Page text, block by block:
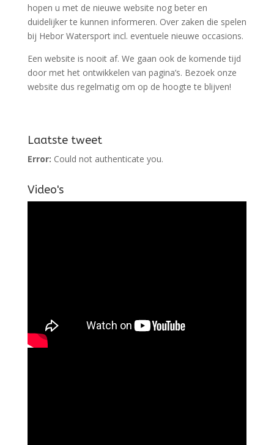
hopen u met de nieuwe website nog beter en
duidelijker te kunnen informeren. Over zaken die spelen
bij Hebor Watersport incl. eventuele nieuwe occasions.
Een website is nooit af. We gaan ook de komende tijd
door met het ontwikkelen van pagina’s. Bezoek onze
website dus regelmatig om op de hoogte te blijven!
Laatste tweet
Error: Could not authenticate you.
Video's